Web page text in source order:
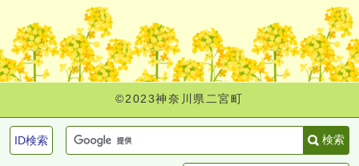
ID検索 検索
©2023神奈川県二宮町